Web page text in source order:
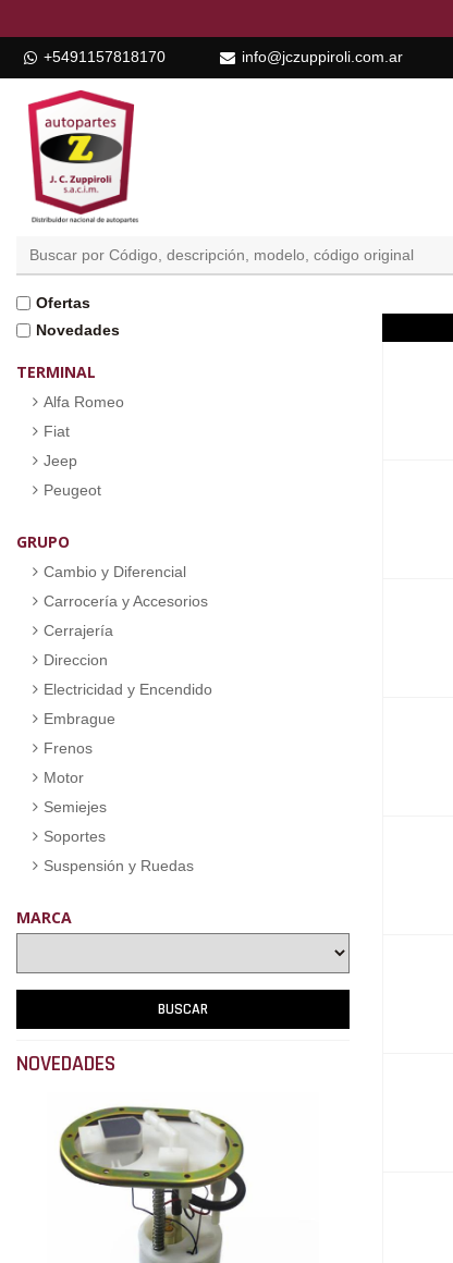
+5491157818170 info@jczuppiroli.com.ar
Ofertas
Novedades
TERMINAL
Alfa Romeo
Fiat
Jeep
Peugeot
GRUPO
Cambio y Diferencial
Carrocería y Accesorios
Cerrajería
Direccion
Electricidad y Encendido
Embrague
Frenos
Motor
Semiejes
Soportes
Suspensión y Ruedas
MARCA
NOVEDADES